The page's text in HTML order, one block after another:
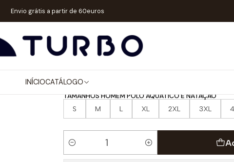
INÍCIOCATÁLOGO
Envio grátis a partir de 60euros
CALÇÕES WP / NATAÇÃO CALÇÃO POLO AQUÁTICO E NATAÇÃO CARPA
CALÇÃO POLO
CARPA FLOR
TAMANHOS HOMEM POLO AQUÁTICO E NATAÇÃO
S M L XL 2XL 3XL
Quantidade